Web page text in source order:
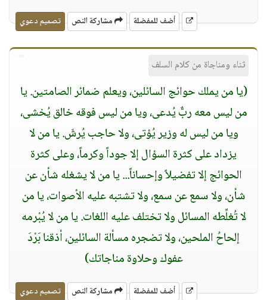
أضف للمفضلة مشاركة النص تصميم دعوي
ثناء ومناجاة من كلام السلف
(يا من يملك حوائج السائلين، ويعلم ضمائر الصامتين. يا
من ليس معه ربٌّ يُدعى، ويا من ليس فوقه خالق يُخشى،
ويا من ليس له وزير يُؤتى، ولا حاجب يُرشَ. يا من لا
يزداد على كثرة السؤال إلا جوداً وكرماً، وعلى كثرة
الحوائج إلا تفضيلاً وإحساناً... يا من لا يشغله شأن عن
شأن، ولا سمع عن سمع، ولا تشتبه عليه الأصوات، يا من
لا تُغلِّطه المسائل ولا تختلف عليه اللغات. يا من لا يُبْرمه
إلحاحُ الملحين، ولا تضجره مسألة السائلين، أذقنا بَرْدَ
عفوك وحلاوة مناجاتك)
أضف للمفضلة مشاركة النص تصميم دعوي